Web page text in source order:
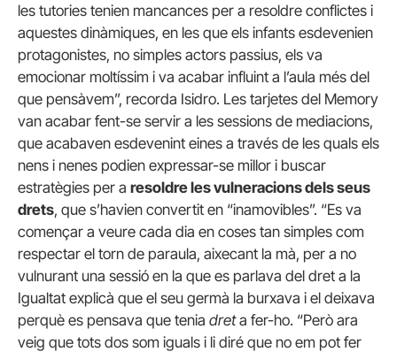
les tutories tenien mancances per a resoldre conflictes i
aquestes dinàmiques, en les que els infants esdevenien
protagonistes, no simples actors passius, els va
emocionar moltíssim i va acabar influint a l’aula més del
que pensàvem”, recorda Isidro. Les tarjetes del Memory
van acabar fent-se servir a les sessions de mediacions,
que acabaven esdevenint eines a través de les quals els
nens i nenes podien expressar-se millor i buscar
estratègies per a resoldre les vulneracions dels seus
drets, que s’havien convertit en “inamovibles”. “Es va
començar a veure cada dia en coses tan simples com
respectar el torn de paraula, aixecant la mà, per a no
vulnurant una sessió en la que es parlava del dret a la
Igualtat explicà que el seu germà la burxava i el deixava
perquè es pensava que tenia dreta fer-ho. “Però ara
veig que tots dos som iguals i li diré que no em pot fer